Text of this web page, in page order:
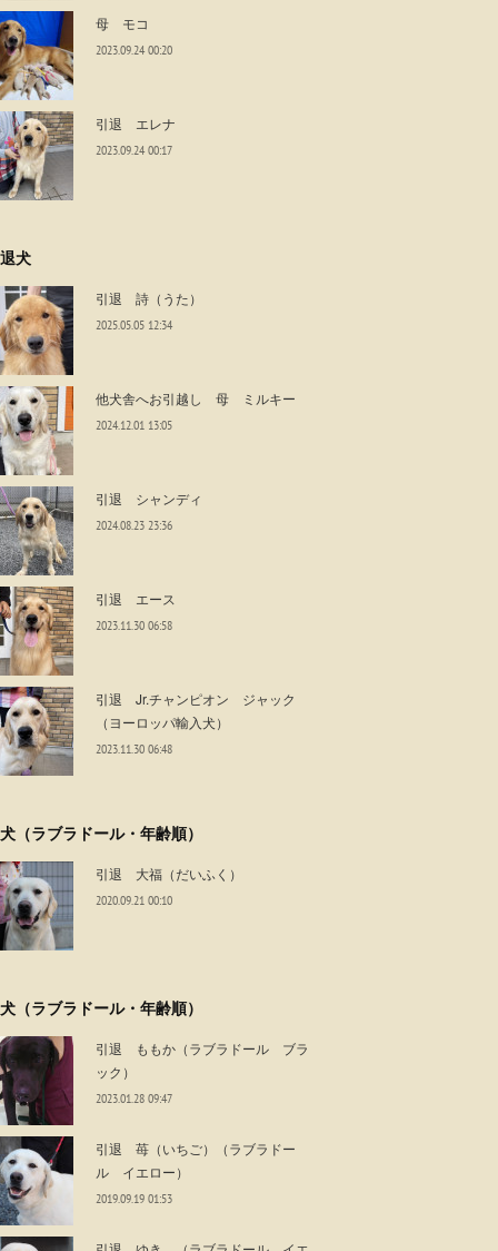
母 モコ
2023.09.24 00:20
引退 エレナ
2023.09.24 00:17
犬
引退 詩（うた）
2025.05.05 12:34
他犬舎へお引越し 母 ミルキー
2024.12.01 13:05
引退 シャンディ
2024.08.23 23:36
引退 エース
2023.11.30 06:58
引退 Jr.チャンピオン ジャック
（ヨーロッパ輸入犬）
2023.11.30 06:48
（ラブラドール・年齢順）
引退 大福（だいふく）
2020.09.21 00:10
（ラブラドール・年齢順）
引退 ももか（ラブラドール ブラ
ック）
2023.01.28 09:47
引退 苺（いちご）（ラブラドー
ル イエロー）
2019.09.19 01:53